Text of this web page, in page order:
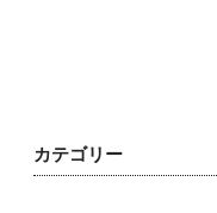
カテゴリー